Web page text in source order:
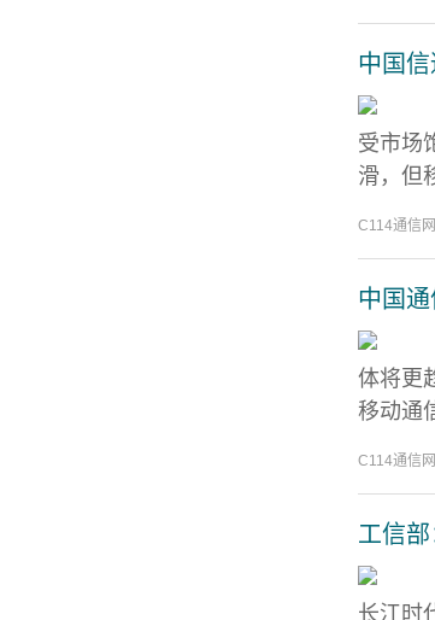
中国
受市场
滑，但
C114通信
中国
体将更
移动通
C114通信
工信
长江时